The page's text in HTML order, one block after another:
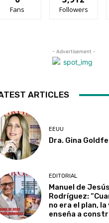
Fans Followers
- Advertisement -
ARTICLES
EEUU
Dra. Gina
EDITORIAL
Manuel de
Rodríguez:
no era el plan,
enseña a